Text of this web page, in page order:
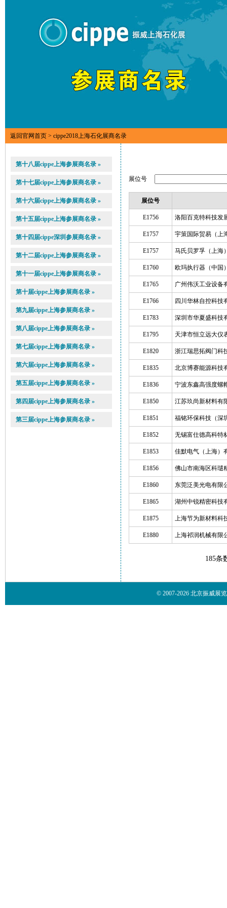
返回官网首页 > cippe2018上海石化展商名录
第十八届cippe上海参展商名录 »
第十七届cippe上海参展商名录 »
第十六届cippe上海参展商名录 »
第十五届cippe上海参展商名录 »
第十四届cippe深圳参展商名录 »
第十二届cippe上海参展商名录 »
第十一届cippe上海参展商名录 »
第十届cippe上海参展商名录 »
第九届cippe上海参展商名录 »
第八届cippe上海参展商名录 »
第七届cippe上海参展商名录 »
第六届cippe上海参展商名录 »
第五届cippe上海参展商名录 »
第四届cippe上海参展商名录 »
第三届cippe上海参展商名录 »
展位号
展位号
E1756 洛阳百克特科技发
E1757 宇策国际贸易（上
E1757 马氏贝罗孚（上海
E1760 欧玛执行器（中国
E1765 广州伟沃工业设备
E1766 四川华林自控科技
E1783 深圳市华夏盛科技
E1795 天津市恒立远大仪
E1820 浙江瑞思拓阀门科
E1835 北京博赛能源科技
E1836 宁波东鑫高强度螺
E1850 江苏玖尚新材料有
E1851 福铭环保科技（深
E1852 无锡富仕德高科特
E1853 佳默电气（上海）
E1856 佛山市南海区科琎
E1860 东莞泛美光电有限
E1865 湖州中锐精密科技
E1875 上海节为新材料科
E1880 上海祁润机械有限
185条
© 2007-2026 北京振威